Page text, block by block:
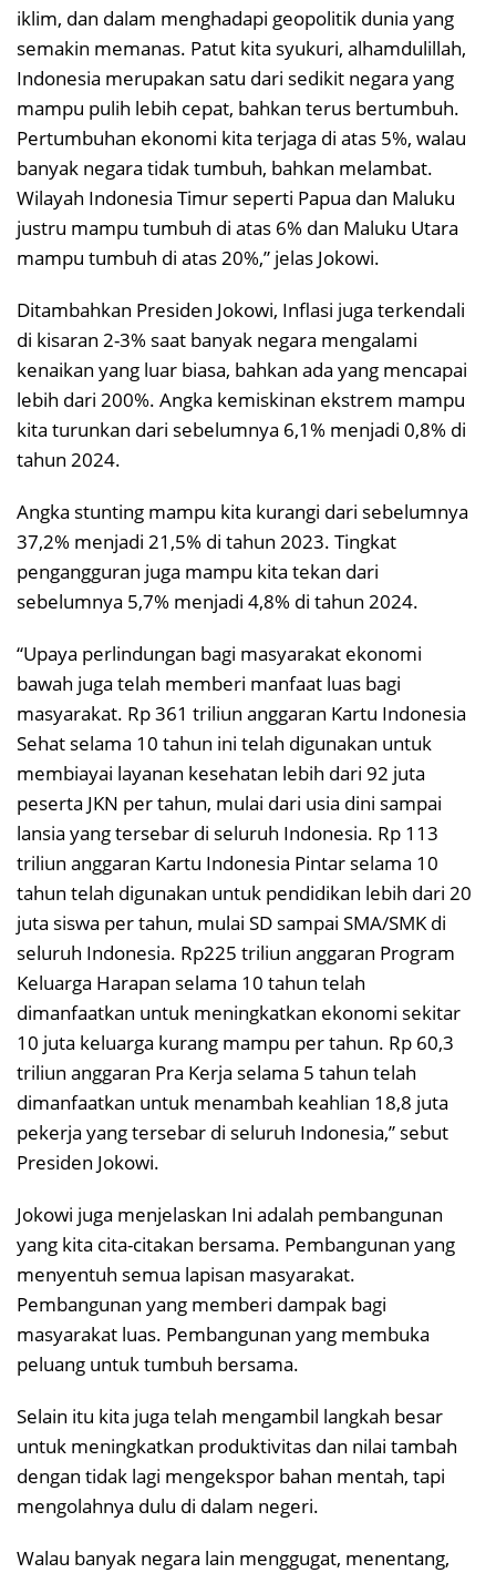
iklim, dan dalam menghadapi geopolitik dunia yang
semakin memanas. Patut kita syukuri, alhamdulillah,
Indonesia merupakan satu dari sedikit negara yang
mampu pulih lebih cepat, bahkan terus bertumbuh.
Pertumbuhan ekonomi kita terjaga di atas 5%, walau
banyak negara tidak tumbuh, bahkan melambat.
Wilayah Indonesia Timur seperti Papua dan Maluku
justru mampu tumbuh di atas 6% dan Maluku Utara
mampu tumbuh di atas 20%,” jelas Jokowi.
Ditambahkan Presiden Jokowi, Inflasi juga terkendali
di kisaran 2-3% saat banyak negara mengalami
kenaikan yang luar biasa, bahkan ada yang mencapai
lebih dari 200%. Angka kemiskinan ekstrem mampu
kita turunkan dari sebelumnya 6,1% menjadi 0,8% di
tahun 2024.
Angka stunting mampu kita kurangi dari sebelumnya
37,2% menjadi 21,5% di tahun 2023. Tingkat
pengangguran juga mampu kita tekan dari
sebelumnya 5,7% menjadi 4,8% di tahun 2024.
“Upaya perlindungan bagi masyarakat ekonomi
bawah juga telah memberi manfaat luas bagi
masyarakat. Rp 361 triliun anggaran Kartu Indonesia
Sehat selama 10 tahun ini telah digunakan untuk
membiayai layanan kesehatan lebih dari 92 juta
peserta JKN per tahun, mulai dari usia dini sampai
lansia yang tersebar di seluruh Indonesia. Rp 113
triliun anggaran Kartu Indonesia Pintar selama 10
tahun telah digunakan untuk pendidikan lebih dari 20
juta siswa per tahun, mulai SD sampai SMA/SMK di
seluruh Indonesia. Rp225 triliun anggaran Program
Keluarga Harapan selama 10 tahun telah
dimanfaatkan untuk meningkatkan ekonomi sekitar
10 juta keluarga kurang mampu per tahun. Rp 60,3
triliun anggaran Pra Kerja selama 5 tahun telah
dimanfaatkan untuk menambah keahlian 18,8 juta
pekerja yang tersebar di seluruh Indonesia,” sebut
Presiden Jokowi.
Jokowi juga menjelaskan Ini adalah pembangunan
yang kita cita-citakan bersama. Pembangunan yang
menyentuh semua lapisan masyarakat.
Pembangunan yang memberi dampak bagi
masyarakat luas. Pembangunan yang membuka
peluang untuk tumbuh bersama.
Selain itu kita juga telah mengambil langkah besar
untuk meningkatkan produktivitas dan nilai tambah
dengan tidak lagi mengekspor bahan mentah, tapi
mengolahnya dulu di dalam negeri.
Walau banyak negara lain menggugat, menentang,